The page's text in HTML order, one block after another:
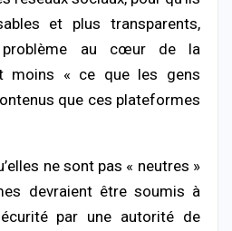
et plus transparents,
problème au cœur de la
moins « ce que les gens
que ces plateformes
ne sont pas « neutres »
devraient être soumis à
par une autorité de